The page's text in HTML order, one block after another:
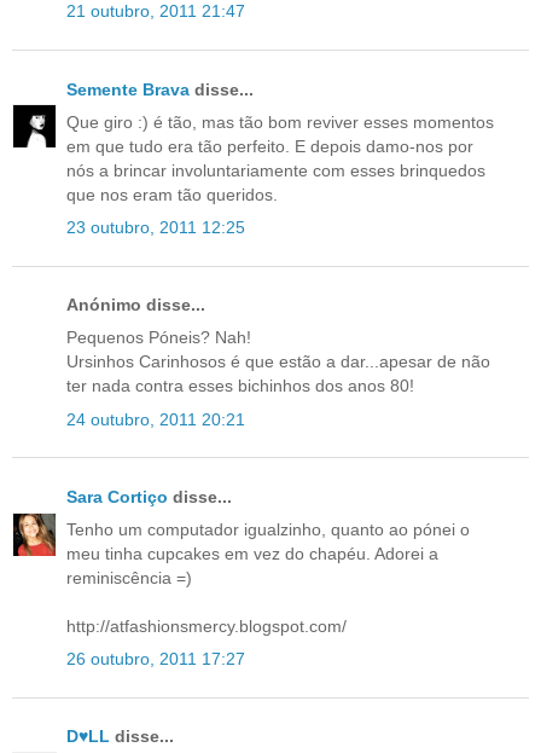
21 outubro, 2011 21:47
Semente Brava disse...
Que giro :) é tão, mas tão bom reviver esses momentos
em que tudo era tão perfeito. E depois damo-nos por
nós a brincar involuntariamente com esses brinquedos
que nos eram tão queridos.
23 outubro, 2011 12:25
Anónimo disse...
Pequenos Póneis? Nah!
Ursinhos Carinhosos é que estão a dar...apesar de não
ter nada contra esses bichinhos dos anos 80!
24 outubro, 2011 20:21
Sara Cortiço disse...
Tenho um computador igualzinho, quanto ao pónei o
meu tinha cupcakes em vez do chapéu. Adorei a
reminiscência =)
http://atfashionsmercy.blogspot.com/
26 outubro, 2011 17:27
D♥LL disse...